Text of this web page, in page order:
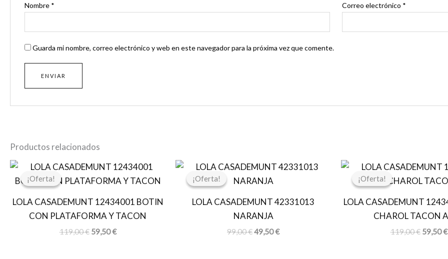
Nombre * Correo electrónico *
Guarda mi nombre, correo electrónico y web en este navegador para la próxima vez que comente.
Productos relacionados
¡Oferta!
¡Oferta!
LOLA CASADEMUNT 12434001 BOTIN
CON PLATAFORMA Y TACON
119,00€
El
original
119,00 €.
59,50€
El
actual
59,50 €.
¡Oferta!
¡Oferta!
LOLA CASADEMUNT 42331013
NARANJA
99,00€
El
original
99,00 €.
49,50€
El
49,50 €.
¡Oferta!
¡Oferta!
LOLA CASADEMUNT
CHAROL TACON
119,00€
El
original
119,00
59,50€